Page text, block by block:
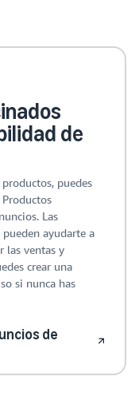
de
puedes
Las
ayudarte a
las ventas y
crear una
si nunca has
de